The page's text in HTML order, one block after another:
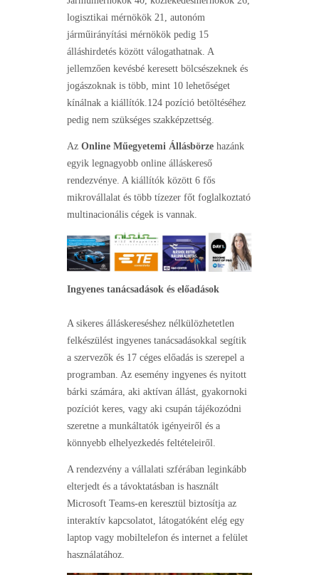
logisztikai mérnökök 21, autonóm
járműirányítási mérnökök pedig 15
álláshirdetés között válogathatnak. A
jellemzően kevésbé keresett bölcsészeknek és
jogászoknak is több, mint 10 lehetőséget
kínálnak a kiállítók.124 pozíció betöltéséhez
pedig nem szükséges szakképzettség.
Az Online Műegyetemi Állásbörze hazánk
egyik legnagyobb online álláskereső
rendezvénye. A kiállítók között 6 fős
mikrovállalat és több tízezer főt foglalkoztató
multinacionális cégek is vannak.
Ingyenes tanácsadások és előadások
A sikeres álláskereséshez nélkülözhetetlen
felkészülést ingyenes tanácsadásokkal segítik
a szervezők és 17 céges előadás is szerepel a
programban. Az esemény ingyenes és nyitott
bárki számára, aki aktívan állást, gyakornoki
pozíciót keres, vagy aki csupán tájékozódni
szeretne a munkáltatók igényeiről és a
könnyebb elhelyezkedés feltételeiről.
A rendezvény a vállalati szférában leginkább
elterjedt és a távoktatásban is használt
Microsoft Teams-en keresztül biztosítja az
interaktív kapcsolatot, látogatóként elég egy
laptop vagy mobiltelefon és internet a felület
használatához.